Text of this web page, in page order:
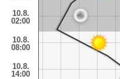
10.8.
02:00
10.8.
08:00
10.8.
14:00